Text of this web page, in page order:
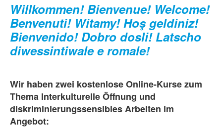
Willkommen! Bienvenue! Welcome!
Benvenuti! Witamy! Hoş geldiniz!
Bienvenido! Dobro dosli! Latscho
diwessintiwale e romale!
Wir haben zwei kostenlose Online-Kurse zum
Thema Interkulturelle Öffnung und
diskriminierungssensibles Arbeiten im
Angebot: